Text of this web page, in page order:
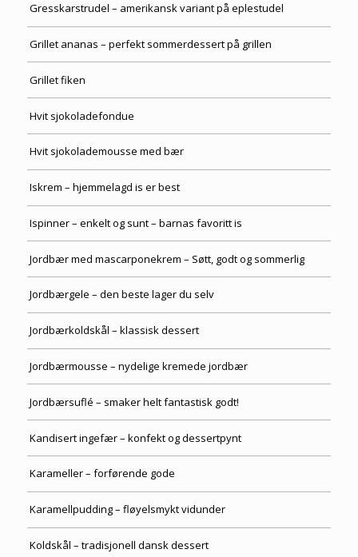
Gresskarstrudel – amerikansk variant på eplestudel
Grillet ananas – perfekt sommerdessert på grillen
Grillet fiken
Hvit sjokoladefondue
Hvit sjokolademousse med bær
Iskrem – hjemmelagd is er best
Ispinner – enkelt og sunt – barnas favoritt is
Jordbær med mascarponekrem – Søtt, godt og sommerlig
Jordbærgele – den beste lager du selv
Jordbærkoldskål – klassisk dessert
Jordbærmousse – nydelige kremede jordbær
Jordbærsuflé – smaker helt fantastisk godt!
Kandisert ingefær – konfekt og dessertpynt
Karameller – forførende gode
Karamellpudding – fløyelsmykt vidunder
Koldskål – tradisjonell dansk dessert